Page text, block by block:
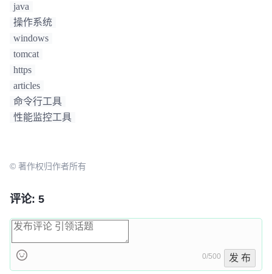
java
操作系统
windows
tomcat
https
articles
命令行工具
性能监控工具
© 著作权归作者所有
评论: 5
0/500 发 布